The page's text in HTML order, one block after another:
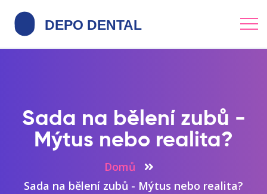
Sada na bělení zubů -
Mýtus nebo realita?
Domů
Sada na bělení zubů - Mýtus nebo realita?